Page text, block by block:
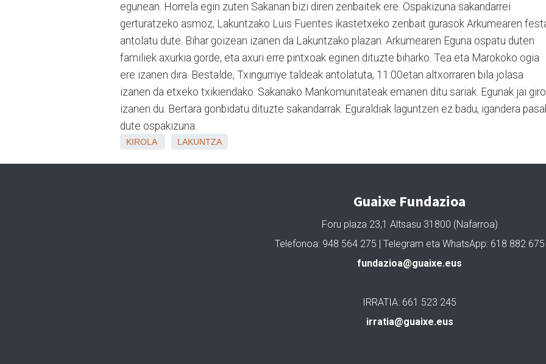
egunean. Horrela egin zuten Sakanan bizi diren zenbaitek ere. Ospakizuna sakandarrei
gerturatzeko asmoz, Lakuntzako Luis Fuentes ikastetxeko zenbait gurasok Arkumearen
antolatu dute. Bihar goizean izanen da Lakuntzako plazan. Arkumearen Eguna ospatu duten
familiek axurkia gorde, eta axuri erre pintxoak eginen dituzte biharko. Tea eta Marokoko ogia
ere izanen dira. Bestalde, Txingurriye taldeak antolatuta, 11:00etan altxorraren bila jolasa
izanen da etxeko txikiendako. Sakanako Mankomunitateak emanen ditu sariak. Egunak jai
izanen du. Bertara gonbidatu dituzte sakandarrak. Eguraldiak laguntzen ez badu, igandera
dute ospakizuna.
KIROLA LAKUNTZA
Guaixe Fundazioa
Foru plaza 23,1 Altsasu 31800 (Nafarroa)
Telefonoa: 948 564 275 | Telegram eta WhatsApp: 618 882 675
fundazioa@guaixe.eus
IRRATIA: 661 523 245
irratia@guaixe.eus